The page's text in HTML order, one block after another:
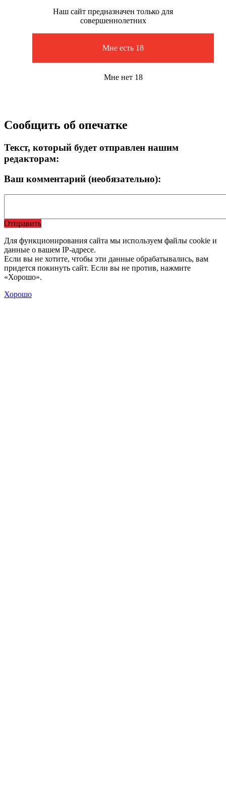
Наш сайт предназначен только для
совершеннолетних
Мне есть 18
Мне нет 18
Сообщить об опечатке
Текст, который будет отправлен нашим
редакторам:
Ваш комментарий (необязательно):
Отправить
Для функционирования сайта мы используем файлы cookie и
данные о вашем IP-адресе.
Если вы не хотите, чтобы эти данные обрабатывались, вам
придется покинуть сайт. Если вы не против, нажмите
«Хорошо».
Хорошо